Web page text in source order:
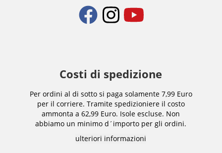
Costi di spedizione
Per ordini al di sotto si paga solamente 7,99 Euro
per il corriere. Tramite spedizioniere il costo
ammonta a 62,99 Euro. Isole escluse. Non
abbiamo un minimo d´importo per gli ordini.
ulteriori informazioni